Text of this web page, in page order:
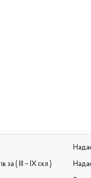
за ( III – IX скл.)